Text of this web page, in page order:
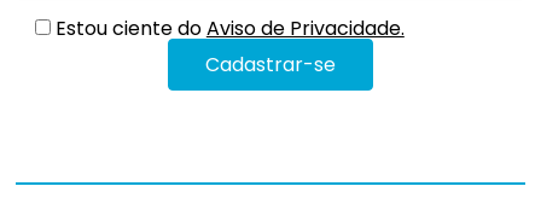
Estou ciente doAviso de Privacidade.